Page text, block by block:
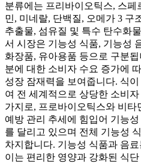
분류에는 프리바이오틱스, 스
민, 미네랄, 단백질, 오메가 3 구
추출물, 섬유질 및 특수 탄수화
서 시장은 기능성 식품, 기능성
화장품, 유아용품 등으로 구분
분에 대한 소비자 수요 증가에
성장 잠재력을 보여줍니다. 식
여 전 세계적으로 상당한 소비
가지로, 프로바이오틱스와 비
예방 관리 추세에 힘입어 기능
를 달리고 있으며 전체 기능성
차지합니다. 기능성 식품과 음
이는 편리한 영양과 강화된 식